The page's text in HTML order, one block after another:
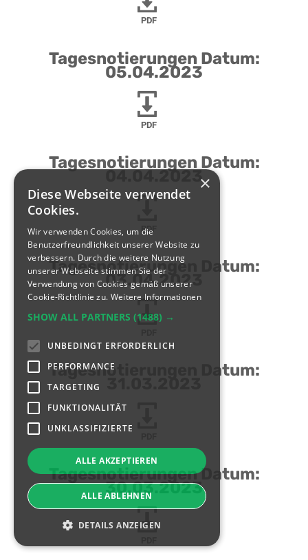
PDF
Tagesnotierungen Datum:
05.04.2023
PDF
Tagesnotierungen Datum:
04.04.2023
PDF
Tagesnotierungen Datum:
03.04.2023
Tagesnotierungen Datum:
Tagesnotierungen Datum:
30.03.2023
×
Diese Webseite verwendet
Cookies.
Wir verwenden Cookies, um die
Benutzerfreundlichkeit unserer Website zu
verbessern. Durch die weitere Nutzung
unserer Webseite stimmen Sie der
Verwendung von Cookies gemäß unserer
Cookie-Richtlinie zu. Weitere Informationen
SHOW ALL PARTNERS (1488) →
UNBEDINGT ERFORDERLICH
PERFORMANCE
TARGETING
FUNKTIONALITÄT
UNKLASSIFIZIERTE
ALLE AKZEPTIEREN
ALLE ABLEHNEN
DETAILS ANZEIGEN